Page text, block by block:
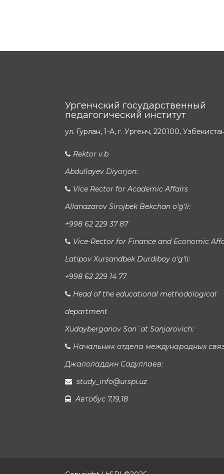
Ургенчский государственный
педагогический институт
ул. Гурлан, 1-A, г. Ургенч, 220100,
Rektor v.b
Abdullayev Diyorjon:
Vice Rector for Academic Affairs
Allanazarov Sirojbek Bekchan o‘g‘li:
+998 62 229 37 87
Vice-Rector for Finance and Economic
Latipov Xursandbek Durdiboy o‘g‘li:
+998 62 229 14 77
Head of the educational methodological
department
Xudayberganov San`at Sanjarovich:
Начальник отдела международных
Джалоладдин Садуллаев:
study_info@urspi.uz
Автобус 7,19,18